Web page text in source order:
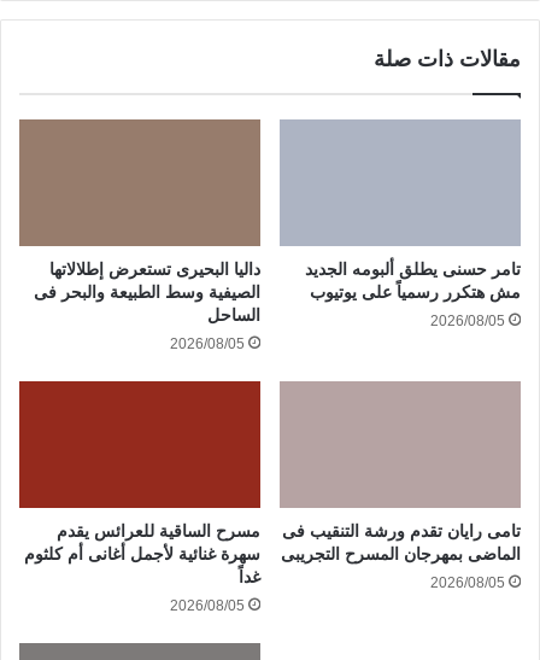
مقالات ذات صلة
تامر حسنى يطلق ألبومه الجديد
مش هتكرر رسمياً على يوتيوب
2026/08/05
داليا البحيرى تستعرض إطلالاتها
الصيفية وسط الطبيعة والبحر فى
الساحل
2026/08/05
تامى رايان تقدم ورشة التنقيب فى
الماضى بمهرجان المسرح التجريبى
2026/08/05
مسرح الساقية للعرائس يقدم
سهرة غنائية لأجمل أغانى أم كلثوم
غداً
2026/08/05